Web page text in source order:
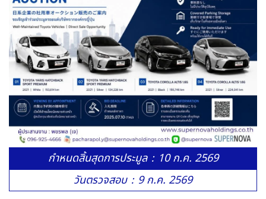
กำหนดสิ้นสุดการประมูล：10 ก.ค. 2569
วันตรวจสอบ：9 ก.ค. 2569